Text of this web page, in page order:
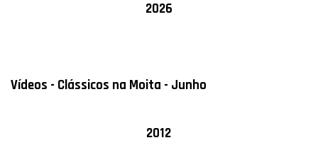
2026
Vídeos - Clássicos na Moita - Junho
2012